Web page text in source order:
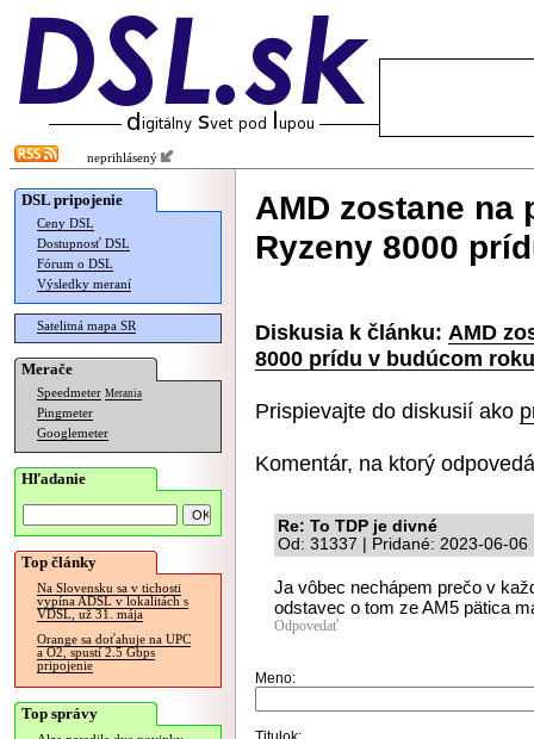
neprihlásený
DSL pripojenie
Ceny DSL
Dostupnosť DSL
Fórum o DSL
Výsledky meraní
Satelitná mapa SR
Merače
Speedmeter Merania
Pingmeter
Googlemeter
Hľadanie
Top články
Na Slovensku sa v tichosti
vypína ADSL v lokalitách s
VDSL, už 31. mája
Orange sa doťahuje na UPC
a O2, spustí 2.5 Gbps
pripojenie
Top správy
AMD zostane na
Ryzeny 8000
Diskusia k článku: AMD
8000 prídu v budúcom roku
Prispievajte do diskusií ako
Komentár, na ktorý
Re: To TDP je divné
Od: 31337 | Pridané: 2023-06-06
Ja vôbec nechápem prečo v
odstavec o tom ze AM5 pätica
Odpovedať
Meno: